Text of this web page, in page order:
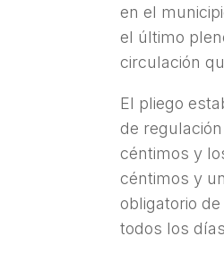
en el
el último
circulación
El pliego
de
céntimos y
céntimos y
obligatorio
todos los